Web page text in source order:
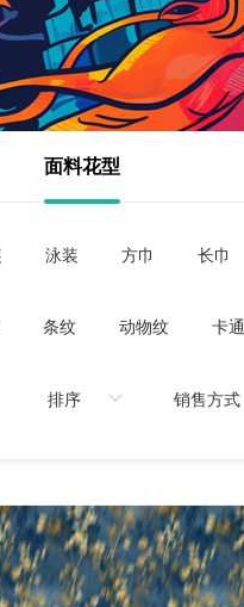
面料花型
泳装 方巾 长巾
条纹 动物纹 卡通